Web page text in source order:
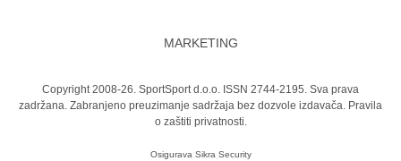
MARKETING
Copyright 2008-26. SportSport d.o.o. ISSN 2744-2195. Sva prava
zadržana. Zabranjeno preuzimanje sadržaja bez dozvole izdavača. Pravila
o zaštiti privatnosti.
Osigurava Sikra Security